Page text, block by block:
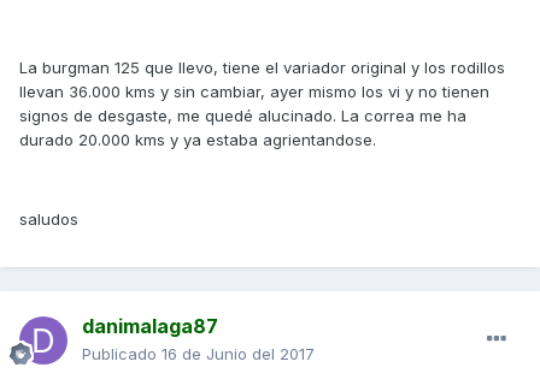
La burgman 125 que llevo, tiene el variador original y los rodillos
llevan 36.000 kms y sin cambiar, ayer mismo los vi y no tienen
signos de desgaste, me quedé alucinado. La correa me ha
durado 20.000 kms y ya estaba agrientandose.
saludos
danimalaga87
Publicado 16 de Junio del 2017